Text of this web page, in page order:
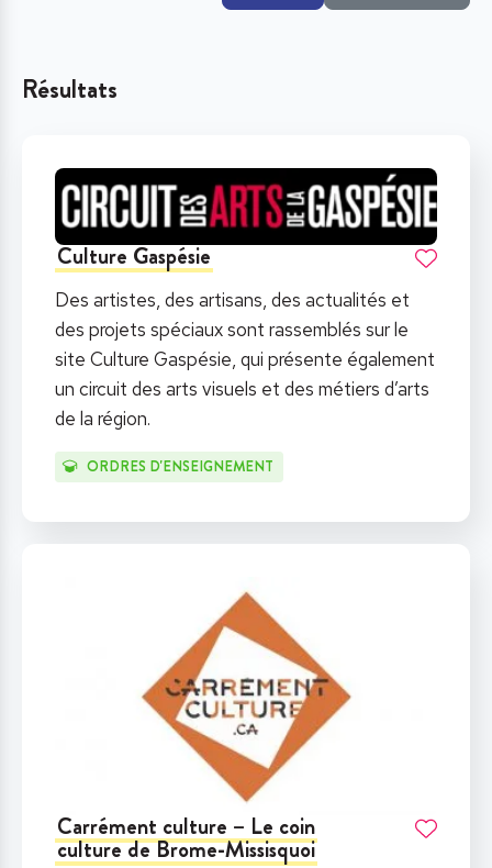
Résultats
Culture Gaspésie
Des artistes, des artisans, des actualités et
des projets spéciaux sont rassemblés sur le
site Culture Gaspésie, qui présente également
un circuit des arts visuels et des métiers d’arts
de la région.
ORDRES D'ENSEIGNEMENT
Carrément culture – Le coin
culture de Brome-Missisquoi